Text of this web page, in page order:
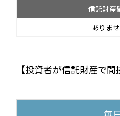
信託財産
ありませ
【投資者が信託財産で間